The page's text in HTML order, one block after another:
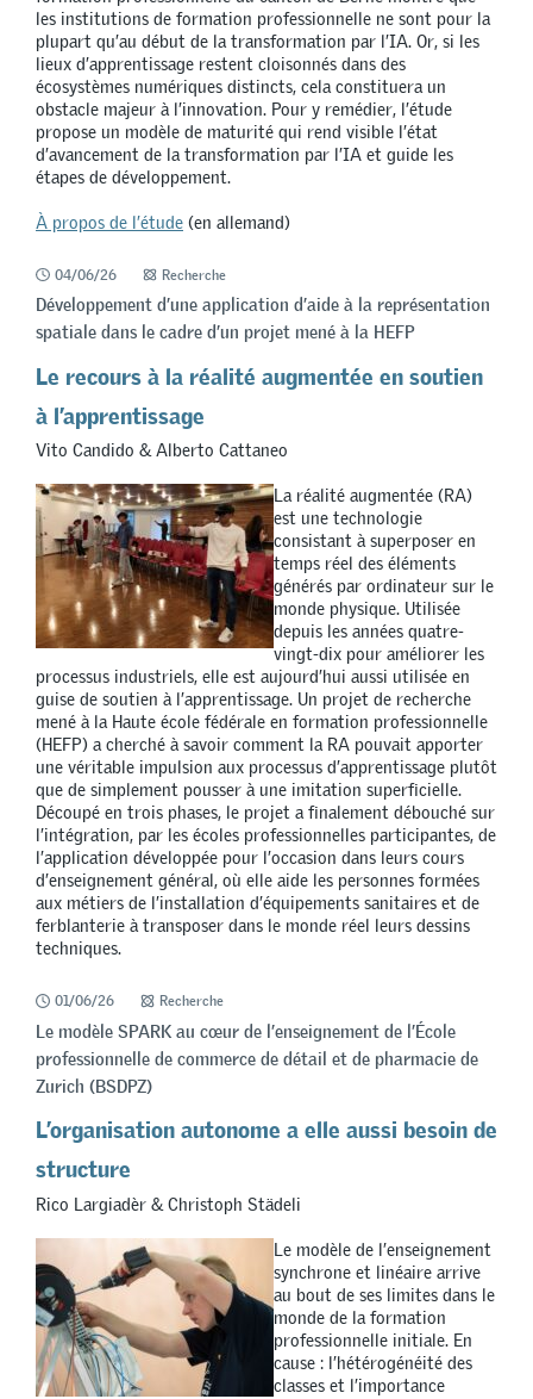
les institutions de formation professionnelle ne sont pour la
plupart qu’au début de la transformation par l’IA. Or, si les
lieux d’apprentissage restent cloisonnés dans des
écosystèmes numériques distincts, cela constituera un
obstacle majeur à l’innovation. Pour y remédier, l’étude
propose un modèle de maturité qui rend visible l’état
d’avancement de la transformation par l’IA et guide les
étapes de développement.
À propos de l’étude (en allemand)
04/06/26 Recherche
Développement d’une application d’aide à la représentation
spatiale dans le cadre d’un projet mené à la HEFP
Le recours à la réalité augmentée en soutien
à l’apprentissage
Vito Candido & Alberto Cattaneo
La réalité augmentée (RA)
est une technologie
consistant à superposer en
temps réel des éléments
générés par ordinateur sur le
monde physique. Utilisée
depuis les années quatre-
vingt-dix pour améliorer les
processus industriels, elle est aujourd’hui aussi utilisée en
guise de soutien à l’apprentissage. Un projet de recherche
mené à la Haute école fédérale en formation professionnelle
(HEFP) a cherché à savoir comment la RA pouvait apporter
une véritable impulsion aux processus d’apprentissage plutôt
que de simplement pousser à une imitation superficielle.
Découpé en trois phases, le projet a finalement débouché sur
l’intégration, par les écoles professionnelles participantes, de
l’application développée pour l’occasion dans leurs cours
d’enseignement général, où elle aide les personnes formées
aux métiers de l’installation d’équipements sanitaires et de
ferblanterie à transposer dans le monde réel leurs dessins
techniques.
01/06/26 Recherche
Le modèle SPARK au cœur de l’enseignement de l’École
professionnelle de commerce de détail et de pharmacie de
Zurich (BSDPZ)
L’organisation autonome a elle aussi besoin de
structure
Rico Largiadèr & Christoph Städeli
Le modèle de l’enseignement
synchrone et linéaire arrive
au bout de ses limites dans le
monde de la formation
professionnelle initiale. En
cause : l’hétérogénéité des
classes et l’importance